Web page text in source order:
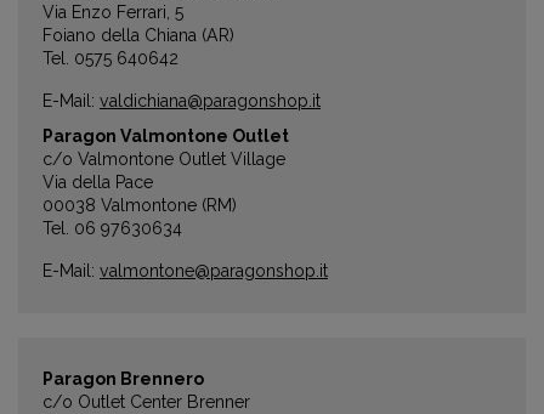
Via Enzo Ferrari, 5
Foiano della Chiana (AR)
Tel. 0575 640642
E-Mail: valdichiana@paragonshop.it
Paragon Valmontone Outlet
c/o Valmontone Outlet Village
Via della Pace
00038 Valmontone (RM)
Tel. 06 97630634
E-Mail: valmontone@paragonshop.it
Paragon Brennero
c/o Outlet Center Brenner